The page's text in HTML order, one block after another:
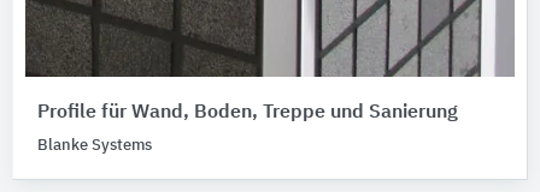
Profile für Wand, Boden, Treppe und Sanierung
Blanke Systems